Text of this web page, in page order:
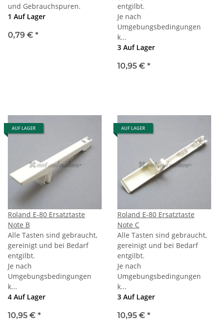
und Gebrauchspuren.
1 Auf Lager
0,79 € *
entgilbt.
Je nach
Umgebungsbedingungen
k...
3 Auf Lager
10,95 € *
AUF LAGER
Roland E-80 Ersatztaste
Note B
Alle Tasten sind gebraucht,
gereinigt und bei Bedarf
entgilbt.
Je nach
Umgebungsbedingungen
k...
4 Auf Lager
10,95 € *
AUF LAGER
Roland E-80 Ersatztaste
Note C
Alle Tasten sind gebraucht,
gereinigt und bei Bedarf
entgilbt.
Je nach
Umgebungsbedingungen
k...
3 Auf Lager
10,95 € *